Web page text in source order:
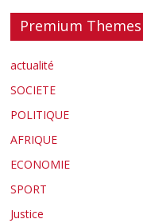
Premium Themes
actualité
SOCIETE
POLITIQUE
AFRIQUE
ECONOMIE
SPORT
Justice